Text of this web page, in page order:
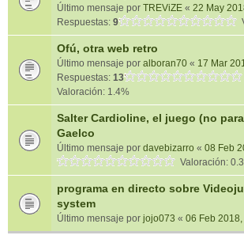
Último mensaje por TREViZE « 22 May
Respuestas: 9
Ofú, otra web retro
Último mensaje por alboran70 « 17 Mar
Respuestas: 13
Valoración: 1.4%
Salter Cardioline, el juego (no
Gaelco
Último mensaje por davebizarro « 08 Feb
Valoración:
programa en directo sobre
system
Último mensaje por jojo073 « 06 Feb 2018,